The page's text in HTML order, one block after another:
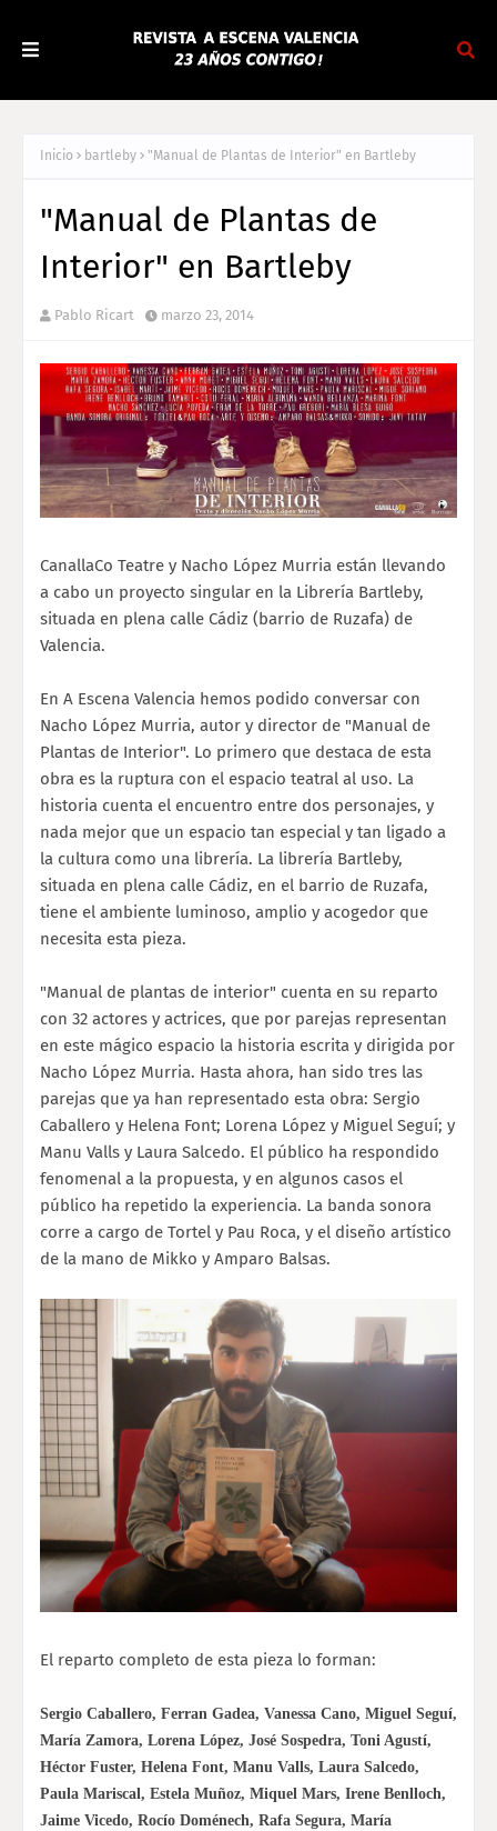
Inicio bartleby "Manual de Plantas de Interior" en Bartleby
"Manual de Plantas de
Interior" en Bartleby
Pablo Ricart marzo 23, 2014
CanallaCo Teatre y Nacho López Murria están llevando
a cabo un proyecto singular en la Librería Bartleby,
situada en plena calle Cádiz (barrio de Ruzafa) de
Valencia.
En A Escena Valencia hemos podido conversar con
Nacho López Murria, autor y director de "Manual de
Plantas de Interior". Lo primero que destaca de esta
obra es la ruptura con el espacio teatral al uso. La
historia cuenta el encuentro entre dos personajes, y
nada mejor que un espacio tan especial y tan ligado a
la cultura como una librería. La librería Bartleby,
situada en plena calle Cádiz, en el barrio de Ruzafa,
tiene el ambiente luminoso, amplio y acogedor que
necesita esta pieza.
"Manual de plantas de interior" cuenta en su reparto
con 32 actores y actrices, que por parejas representan
en este mágico espacio la historia escrita y dirigida por
Nacho López Murria. Hasta ahora, han sido tres las
parejas que ya han representado esta obra: Sergio
Caballero y Helena Font; Lorena López y Miguel Seguí; y
Manu Valls y Laura Salcedo. El público ha respondido
fenomenal a la propuesta, y en algunos casos el
público ha repetido la experiencia. La banda sonora
corre a cargo de Tortel y Pau Roca, y el diseño artístico
de la mano de Mikko y Amparo Balsas.
El reparto completo de esta pieza lo forman:
Sergio Caballero, Ferran Gadea, Vanessa Cano, Miguel Seguí,
María Zamora, Lorena López, José Sospedra, Toni Agustí,
Héctor Fuster, Helena Font, Manu Valls, Laura Salcedo,
Paula Mariscal, Estela Muñoz, Miquel Mars, Irene Benlloch,
Jaime Vicedo, Rocío Doménech, Rafa Segura, María